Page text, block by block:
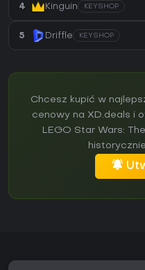
4 Kinguin KEYSHOP
5 Driffle KEYSHOP
Chcesz kupić w
cenowy na XD.deals i
LEGO Star Wars: